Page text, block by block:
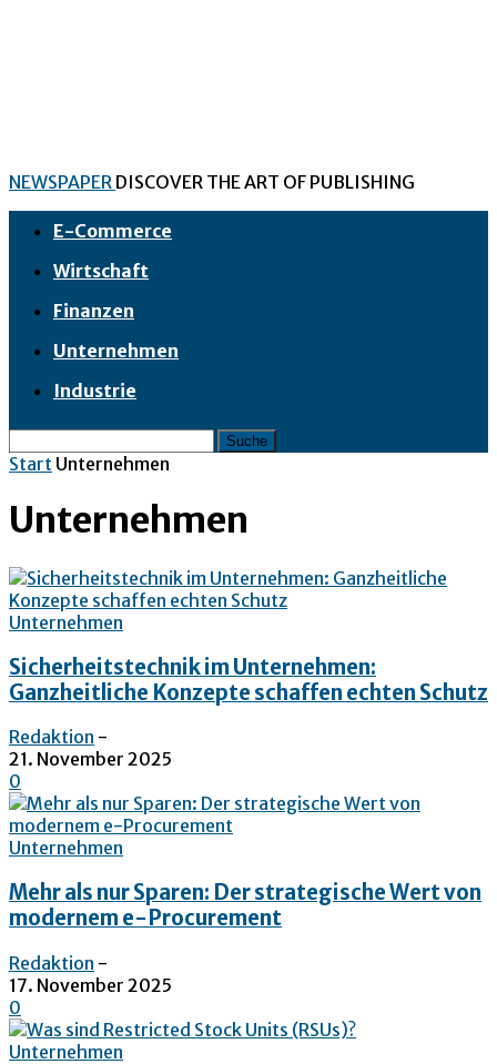
NEWSPAPER DISCOVER THE ART OF PUBLISHING
E-Commerce
Wirtschaft
Finanzen
Unternehmen
Industrie
Start Unternehmen
Unternehmen
Unternehmen
Sicherheitstechnik im Unternehmen:
Ganzheitliche Konzepte schaffen echten Schutz
Redaktion -
21. November 2025
0
Unternehmen
Mehr als nur Sparen: Der strategische Wert von
modernem e-Procurement
Redaktion -
17. November 2025
0
Unternehmen